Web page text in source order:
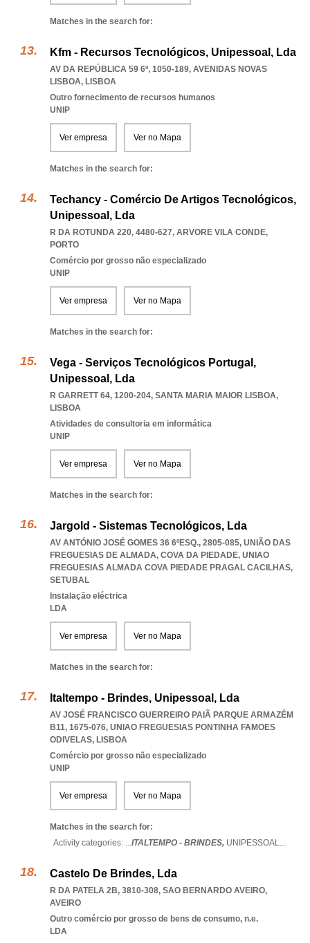
Matches in the search for:
Kfm - Recursos Tecnológicos, Unipessoal, Lda
AV DA REPÚBLICA 59 6º, 1050-189, AVENIDAS NOVAS
LISBOA, LISBOA
Outro fornecimento de recursos humanos
UNIP
Ver empresa Ver no Mapa
Matches in the search for:
Techancy - Comércio De Artigos Tecnológicos,
Unipessoal, Lda
R DA ROTUNDA 220, 4480-627, ARVORE VILA CONDE,
PORTO
Comércio por grosso não especializado
UNIP
Ver empresa Ver no Mapa
Matches in the search for:
Vega - Serviços Tecnológicos Portugal,
Unipessoal, Lda
R GARRETT 64, 1200-204, SANTA MARIA MAIOR LISBOA,
LISBOA
Atividades de consultoria em informática
UNIP
Ver empresa Ver no Mapa
Matches in the search for:
Jargold - Sistemas Tecnológicos, Lda
AV ANTÓNIO JOSÉ GOMES 36 6ºESQ., 2805-085, UNIÃO DAS
FREGUESIAS DE ALMADA, COVA DA PIEDADE, UNIAO
FREGUESIAS ALMADA COVA PIEDADE PRAGAL CACILHAS,
SETUBAL
Instalação eléctrica
LDA
Ver empresa Ver no Mapa
Matches in the search for:
Italtempo - Brindes, Unipessoal, Lda
AV JOSÉ FRANCISCO GUERREIRO PAIÃ PARQUE ARMAZÉM
B11, 1675-076, UNIAO FREGUESIAS PONTINHA FAMOES
ODIVELAS, LISBOA
Comércio por grosso não especializado
UNIP
Ver empresa Ver no Mapa
Matches in the search for:
Activity categories: ...ITALTEMPO - BRINDES, UNIPESSOAL...
Castelo De Brindes, Lda
R DA PATELA 2B, 3810-308, SAO BERNARDO AVEIRO,
AVEIRO
Outro comércio por grosso de bens de consumo, n.e.
LDA